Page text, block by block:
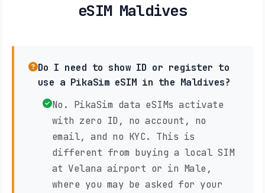
eSIM Maldives
Do I need to show ID or register to
use a PikaSim eSIM in the Maldives?
No. PikaSim data eSIMs activate
with zero ID, no account, no
email, and no KYC. This is
different from buying a local SIM
at Velana airport or in Male,
where you may be asked for your